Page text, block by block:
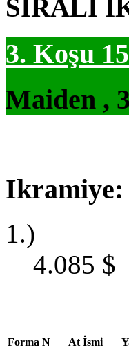
SIRALI
3. Koşu
Maiden ,
Ikramiye:
1.)
4.085 $
Forma N At İsmi